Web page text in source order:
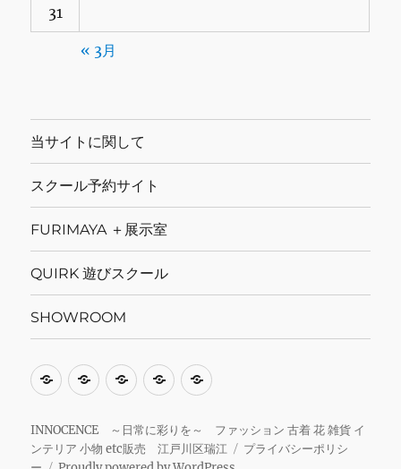
31
« 3月
当サイトに関して
スクール予約サイト
FURIMAYA ＋展示室
QUIRK 遊びスクール
SHOWROOM
当
イ
ト
ス
ー
ル
FURIMAYA
展
示
QUIRK
び
ス
SHOWROOM
INNOCENCE ～日常に彩りを～ ファッション 古着 花 雑貨 イ
ンテリア 小物 etc販売 江戸川区瑞江
プライバシーポリシ